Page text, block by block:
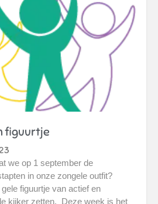
figuurtje
we op 1 september de
in onze zongele outfit?
figuurtje van actief en
kijker zetten. Deze week is het